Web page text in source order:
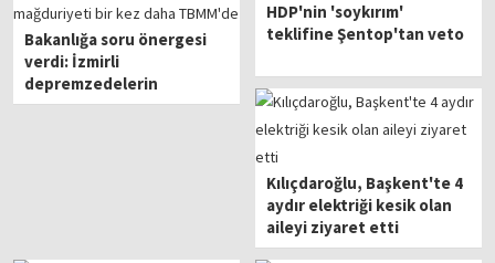
Bakanlığa soru önergesi
verdi: İzmirli
depremzedelerin
mağduriyeti bir kez daha
HDP'nin 'soykırım'
teklifine Şentop'tan veto
Kılıçdaroğlu, Başkent'te 4
aydır elektriği kesik olan
aileyi ziyaret etti